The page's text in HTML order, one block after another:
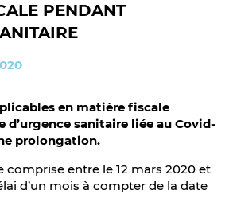
PENDANT
en matière fiscale
d’urgence sanitaire liée au Covid-
prolongation.
comprise entre le 12 mars 2020 et
d’un mois à compter de la date